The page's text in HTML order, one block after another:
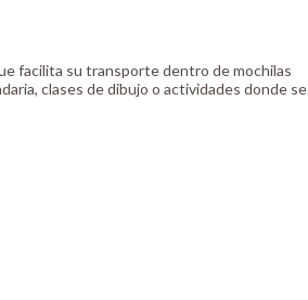
facilita su transporte dentro de mochilas
clases de dibujo o actividades donde se